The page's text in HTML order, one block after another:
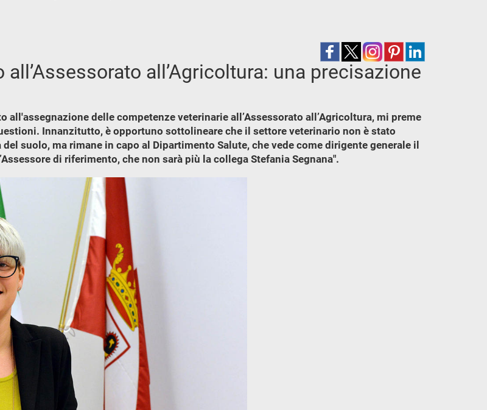
all’Agricoltura: una precisazione
delle competenze veterinarie all’Assessorato all’Agricoltura, mi preme
Innanzitutto, è opportuno sottolineare che il settore veterinario non è stato
suolo, ma rimane in capo al Dipartimento Salute, che vede come dirigente generale il
di riferimento, che non sarà più la collega Stefania Segnana".